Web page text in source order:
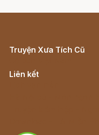
Truyện Xưa Tích Cũ
Liên kết